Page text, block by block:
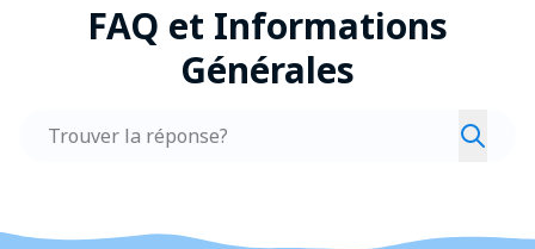
FAQ et Informations
Générales